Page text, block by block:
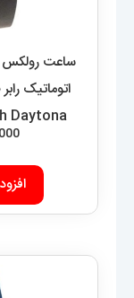
ساعت رولکس
Daytona